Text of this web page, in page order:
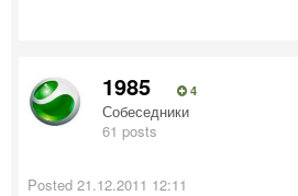
1985 4
Собеседники
61 posts
Posted 21.12.2011 12:11